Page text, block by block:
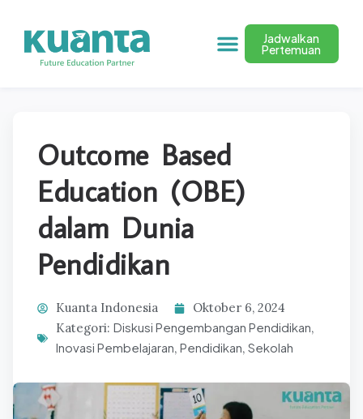
Jadwalkan
Pertemuan
Outcome Based
Education (OBE)
dalam Dunia
Pendidikan
Kuanta Indonesia
Oktober 6, 2024
Kategori: Diskusi Pengembangan Pendidikan,
Inovasi Pembelajaran, Pendidikan, Sekolah